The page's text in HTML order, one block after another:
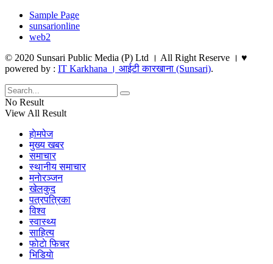
Sample Page
sunsarionline
web2
© 2020 Sunsari Public Media (P) Ltd । All Right Reserve । ♥
powered by : IT Karkhana । आईटी कारखाना (Sunsari).
No Result
View All Result
हाेमपेज
मुख्य खबर
समाचार
स्थानीय समाचार
मनाेरञ्जन
खेलकुद
पत्रपत्रिका
विश्व
स्वास्थ्य
साहित्य
फाेटाे फिचर
भिडियाे